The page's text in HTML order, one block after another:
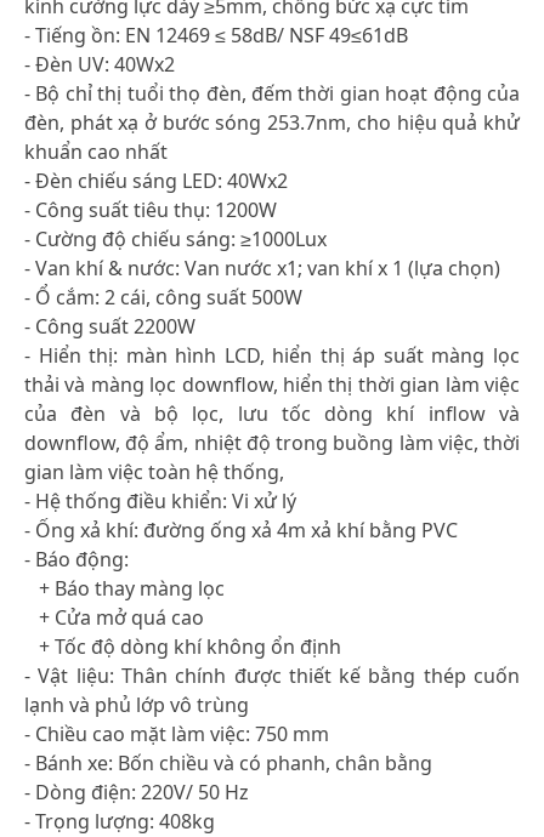
kính cường lực dày ≥5mm, chống bức xạ cực tím
- Tiếng ồn: EN 12469 ≤ 58dB/ NSF 49≤61dB
- Đèn UV: 40Wx2
- Bộ chỉ thị tuổi thọ đèn, đếm thời gian hoạt động của
đèn, phát xạ ở bước sóng 253.7nm, cho hiệu quả khử
khuẩn cao nhất
- Đèn chiếu sáng LED: 40Wx2
- Công suất tiêu thụ: 1200W
- Cường độ chiếu sáng: ≥1000Lux
- Van khí & nước: Van nước x1; van khí x 1 (lựa chọn)
- Ổ cắm: 2 cái, công suất 500W
- Công suất 2200W
- Hiển thị: màn hình LCD, hiển thị áp suất màng lọc
thải và màng lọc downflow, hiển thị thời gian làm việc
của đèn và bộ lọc, lưu tốc dòng khí inflow và
downflow, độ ẩm, nhiệt độ trong buồng làm việc, thời
gian làm việc toàn hệ thống,
- Hệ thống điều khiển: Vi xử lý
- Ống xả khí: đường ống xả 4m xả khí bằng PVC
- Báo động:
+ Báo thay màng lọc
+ Cửa mở quá cao
+ Tốc độ dòng khí không ổn định
- Vật liệu: Thân chính được thiết kế bằng thép cuốn
lạnh và phủ lớp vô trùng
- Chiều cao mặt làm việc: 750 mm
- Bánh xe: Bốn chiều và có phanh, chân bằng
- Dòng điện: 220V/ 50 Hz
- Trọng lượng: 408kg